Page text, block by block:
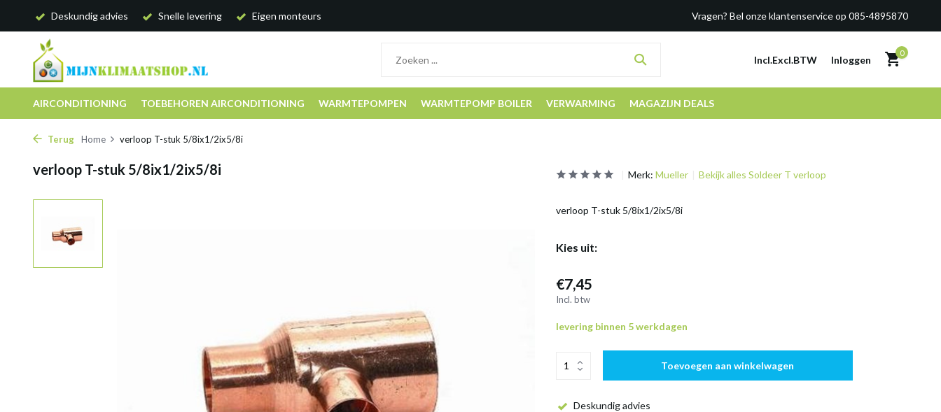
Deskundig advies Snelle levering Eigen monteurs Vragen? Bel onze klantenservice op 085-4895870
Incl.Excl.BTW Inloggen
0
AIRCONDITIONING TOEBEHOREN AIRCONDITIONING WARMTEPOMPEN WARMTEPOMP BOILER VERWARMING MAGAZIJN DEALS
Terug Home verloop T-stuk 5/8ix1/2ix5/8i
verloop T-stuk 5/8ix1/2ix5/8i Merk: Mueller Bekijk alles Soldeer T verloop
verloop T-stuk 5/8ix1/2ix5/8i
Kies uit:
€7,45
Incl. btw
levering binnen 5 werkdagen
Toevoegen aan winkelwagen
Deskundig advies